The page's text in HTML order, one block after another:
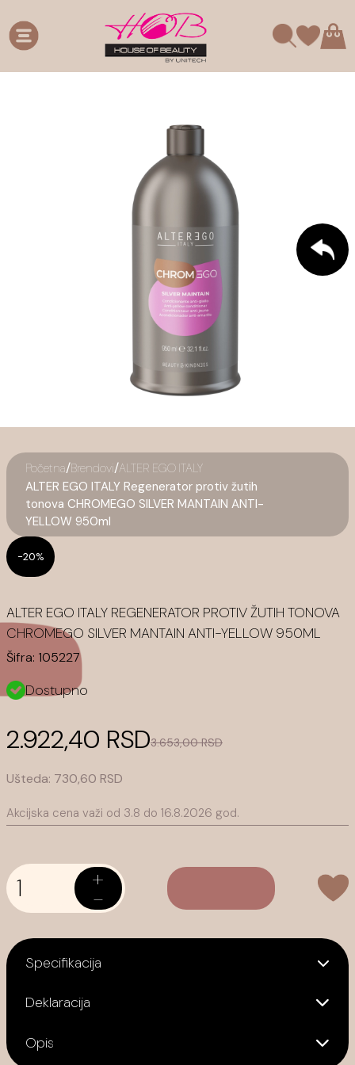
Početna/Brendovi/ALTER EGO ITALY
ALTER EGO ITALY Regenerator protiv žutih
tonova CHROMEGO SILVER MANTAIN ANTI-
YELLOW 950ml
-20%
ALTER EGO ITALY REGENERATOR PROTIV ŽUTIH TONOVA
CHROMEGO SILVER MANTAIN ANTI-YELLOW 950ML
Šifra: 105227
Dostupno
2.922,40 RSD3.653,00 RSD
Ušteda: 730,60 RSD
Akcijska cena važi od 3.8 do 16.8.2026 god.
+
-
Specifikacija
Deklaracija
Opis